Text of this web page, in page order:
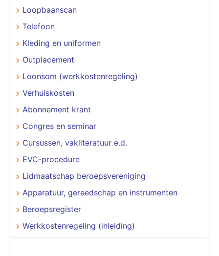
Loopbaanscan
Telefoon
Kleding en uniformen
Outplacement
Loonsom (werkkostenregeling)
Verhuiskosten
Abonnement krant
Congres en seminar
Cursussen, vakliteratuur e.d.
EVC-procedure
Lidmaatschap beroepsvereniging
Apparatuur, gereedschap en instrumenten
Beroepsregister
Werkkostenregeling (inleiding)